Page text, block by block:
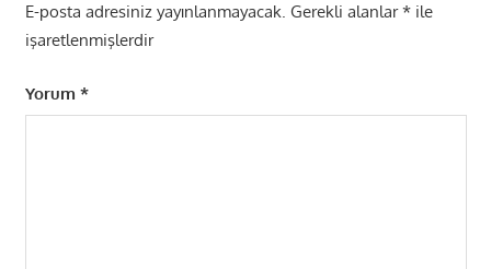
E-posta adresiniz yayınlanmayacak. Gerekli alanlar*ile
işaretlenmişlerdir
Yorum *